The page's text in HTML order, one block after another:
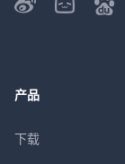
产品
下载